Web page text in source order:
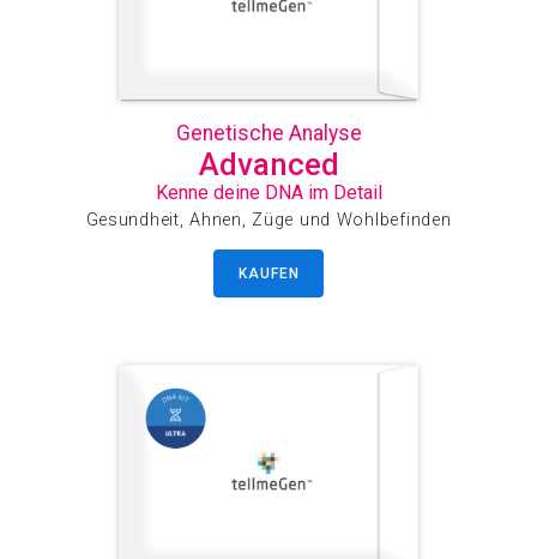
Genetische Analyse
Advanced
Kenne deine DNA im Detail
Gesundheit, Ahnen, Züge und Wohlbefinden
KAUFEN